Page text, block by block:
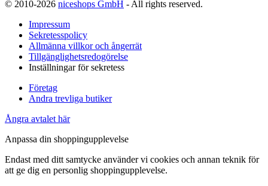
© 2010-2026 niceshops GmbH - All rights reserved.
Impressum
Sekretesspolicy
Allmänna villkor och ångerrät
Tillgänglighetsredogörelse
Inställningar för sekretess
Företag
Andra trevliga butiker
Ångra avtalet här
Anpassa din shoppingupplevelse
Endast med ditt samtycke använder vi cookies och annan teknik för
att ge dig en personlig shoppingupplevelse.